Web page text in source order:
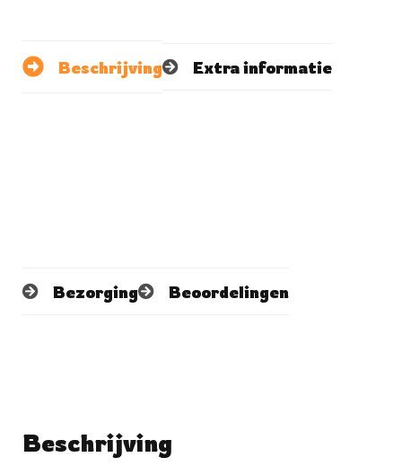
Beschrijving Extra informatie
Bezorging Beoordelingen
Beschrijving
No reviews found